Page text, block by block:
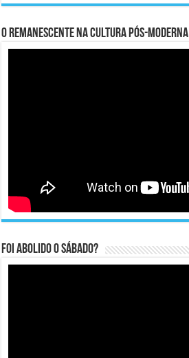
O remanescente na cultura pós-moderna
Foi abolido o sábado?